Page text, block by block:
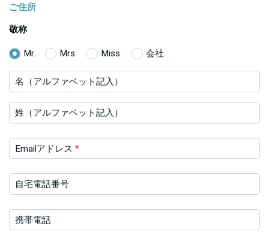
ご住所
敬称
Mr. Mrs. Miss. 会社
名（アルファベット記入）
姓（アルファベット記入）
Emailアドレス *
自宅電話番号
携帯電話